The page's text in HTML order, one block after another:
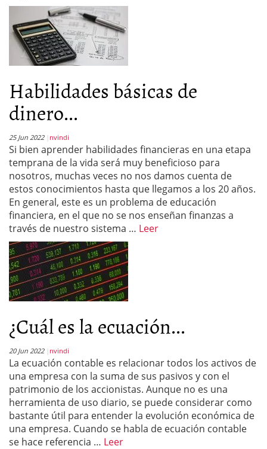
Habilidades básicas de
dinero...
25 Jun 2022 nvindi
Si bien aprender habilidades financieras en una etapa
temprana de la vida será muy beneficioso para
nosotros, muchas veces no nos damos cuenta de
estos conocimientos hasta que llegamos a los 20 años.
En general, este es un problema de educación
financiera, en el que no se nos enseñan finanzas a
través de nuestro sistema … Leer
¿Cuál es la ecuación...
20 Jun 2022 nvindi
La ecuación contable es relacionar todos los activos de
una empresa con la suma de sus pasivos y con el
patrimonio de los accionistas. Aunque no es una
herramienta de uso diario, se puede considerar como
bastante útil para entender la evolución económica de
una empresa. Cuando se habla de ecuación contable
se hace referencia … Leer